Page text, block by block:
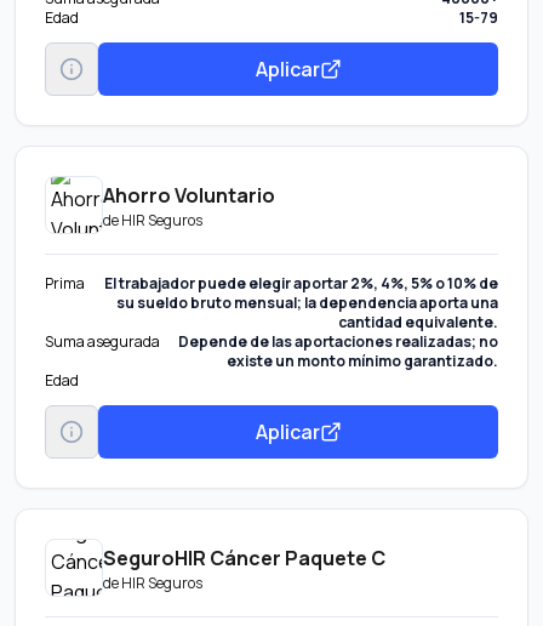
Edad
15-79
Aplicar
Ahorro Voluntario
deHIR Seguros
Prima
El trabajador puede elegir aportar 2%, 4%, 5% o 10% de
su sueldo bruto mensual; la dependencia aporta una
cantidad equivalente.
Suma asegurada
Depende de las aportaciones realizadas; no
existe un monto mínimo garantizado.
Edad
Aplicar
SeguroHIR Cáncer Paquete C
deHIR Seguros